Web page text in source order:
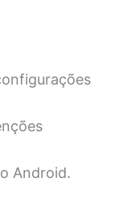
Android.